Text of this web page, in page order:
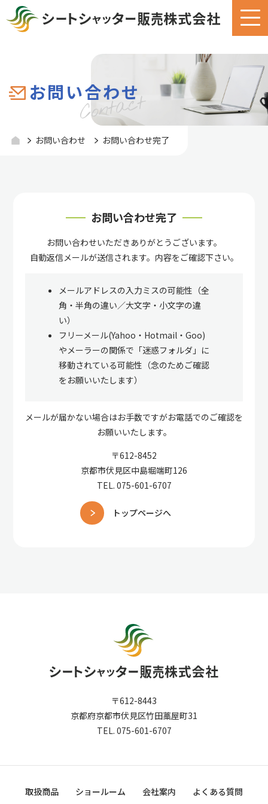
お問い合わせ
お問い合わせ お問い合わせ完了
お問い合わせ完了
お問い合わせいただきありがとうございます。
自動返信メールが送信されます。内容をご確認下さい。
メールアドレスの入力ミスの可能性（全
角・半角の違い／大文字・小文字の違
い）
フリーメール(Yahoo・Hotmail・Goo)
やメーラーの関係で「迷惑フォルダ」に
移動されている可能性（念のためご確認
をお願いいたします）
メールが届かない場合はお手数ですがお電話でのご確認を
お願いいたします。
〒612-8452
京都市伏見区中島堀端町126
TEL. 075-601-6707
トップページへ
〒612-8443
京都府京都市伏見区竹田藁屋町31
TEL. 075-601-6707
取扱商品 ショールーム 会社案内
よくある質問